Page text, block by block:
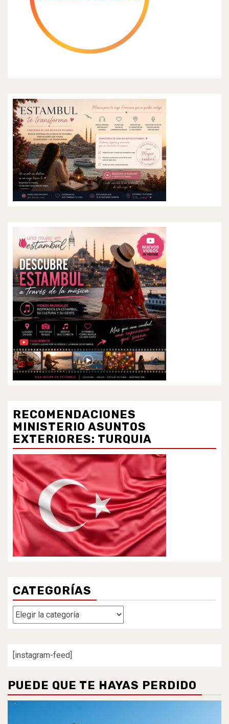
RECOMENDACIONES
MINISTERIO ASUNTOS
EXTERIORES: TURQUIA
CATEGORÍAS
Categorías
[instagram-feed]
PUEDE QUE TE HAYAS PERDIDO